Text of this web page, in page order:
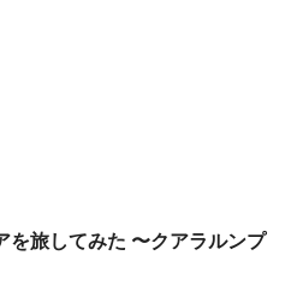
を旅してみた 〜クアラルンプ